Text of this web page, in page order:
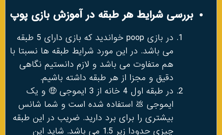
بررسی شرایط هر طبقه در آموزش بازی پوپ
در بازی poop خواندید که بازی دارای 5 طبقه
می باشد. در این مورد شرایط طبقه ها نسبتا با
هم متفاوت می باشد و لازم دانستیم نگاهی
دقیق و مجزا از هر طبقه داشته باشیم.
در طبقه اول 4 خانه از 3 ایموجی 🤑 و یک
ایموجی 💩 استفاده شده است و شما شانس
بیشتری را برای برد دارید. ضریب در این طبقه
چیزی حدودا زیر 1.5 می باشد. شاید این